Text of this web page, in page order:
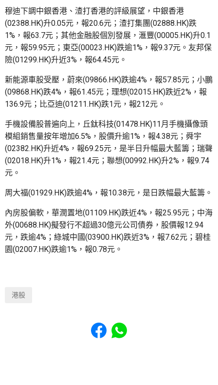
穆迪下調中銀香港、渣打香港的評級展望，中銀香港
(02388.HK)升0.05元，報20.6元；渣打集團(02888.HK)跌
1%，報63.7元；其他金融股個別發展，滙豐(00005.HK)升0.1
元，報59.95元；東亞(00023.HK)跌逾1%，報9.37元。友邦保
險(01299.HK)升近3%，報64.45元。
新能源車股受壓，蔚來(09866.HK)跌逾4%，報57.85元；小鵬
(09868.HK)跌4%，報61.45元；理想(02015.HK)跌近2%，報
136.9元；比亞迪(01211.HK)跌1元，報212元。
手機設備股普遍向上，丘鈦科技(01478.HK)11月手機攝像頭
模組銷售量按年增加6.5%，股價升逾1%，報4.38元；舜宇
(02382.HK)升近4%，報69.25元，是半日升幅最大藍籌；瑞聲
(02018.HK)升1%，報21.4元；聯想(00992.HK)升2%，報9.74
元。
周大福(01929.HK)跌逾4%，報10.38元，是日跌幅最大藍籌。
內房股偏軟，華潤置地(01109.HK)跌近4%，報25.95元；中海
外(00688.HK)擬發行不超過30億元公司債券，股價報12.94
元，跌逾4%；綠城中國(03900.HK)跌近3%，報7.62元；碧桂
園(02007.HK)跌逾1%，報0.78元。
港股
Share to Facebook
Share to WhatsApp